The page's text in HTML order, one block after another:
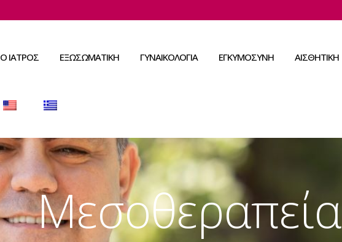
Ο ΙΑΤΡΟΣ ΕΞΩΣΩΜΑΤΙΚΉ ΓΥΝΑΙΚΟΛΟΓΙΑ ΕΓΚΥΜΟΣΥΝΗ ΑΙΣΘΗΤΙΚΗ
Μεσοθεραπεία